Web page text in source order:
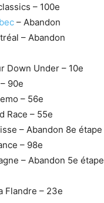
– 100e
– Abandon
– Abandon
Down Under – 10e
90e
– 56e
Race – 55e
– Abandon 8e étape
– 98e
– Abandon 5e étape
Flandre – 23e